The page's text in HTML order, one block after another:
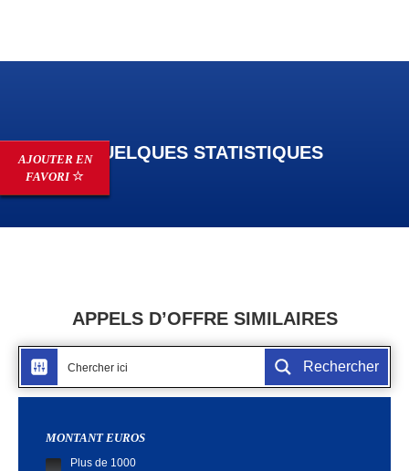
QUELQUES STATISTIQUES
APPELS D’OFFRE SIMILAIRES
Rechercher
MONTANT EUROS
Plus de 1000
AJOUTER EN
FAVORI